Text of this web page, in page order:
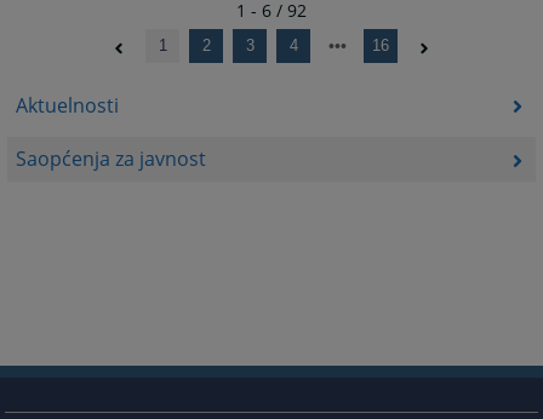
Aktuelnosti
Saopćenja za javnost
1 - 6 / 92
1 2 3 4 16